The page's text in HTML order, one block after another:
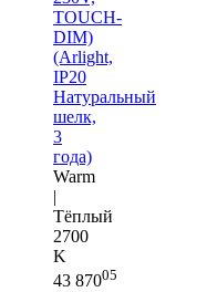
TOUCH-
DIM)
(Arlight,
IP20
Натуральный
шелк,
3
года)
Warm
|
Тёплый
2700
K
43 87005